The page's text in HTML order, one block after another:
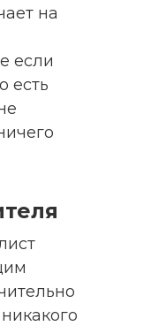
на
если
есть